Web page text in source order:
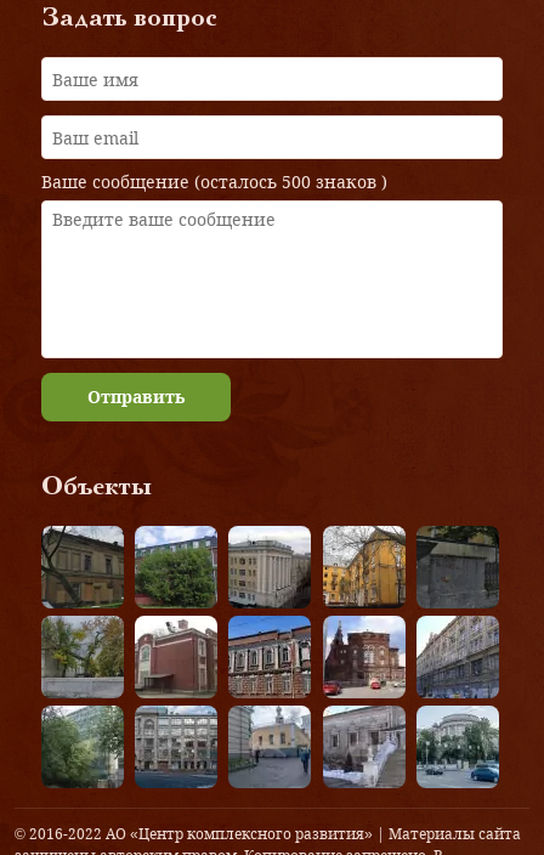
Задать вопрос
Ваше сообщение (осталось 500 знаков )
Отправить
Объекты
© 2016-2022 АО «Центр комплексного развития» | Материалы сайта